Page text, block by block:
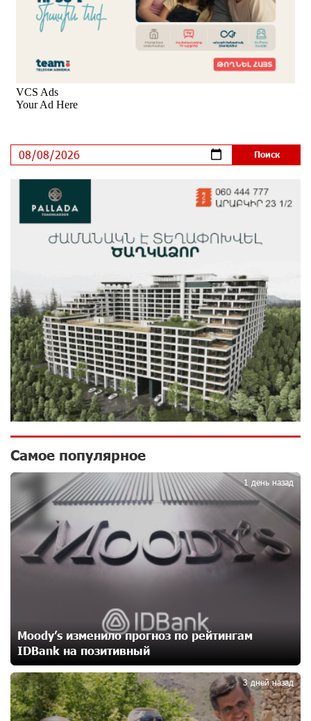
Если Израиль использует тему Геноцида армян
против Эрдогана, то что для него значит сам
8 дней назад
ВТБ (Армения): вклад «Стабильный» — до 10%
годовых и оформление в мобильном приложении
Платформа Rate.Trading на Seaside Startup Summit:
IDBank представил инновационное решение
9 дней назад
Состоялось открытие Khachaturian Rooftop при
поддержке IDBank
Пашинян ты упустил свой шанс уйти спокойно.
Аршак Карапетян
11 дней назад
Обновленный Центр продаж и обслуживания Ucom
открылся по адресу ул. Шаумяна, 24/2 в Арарате
11 дней назад
независимого Азербайджана. Аршак Карапетян
11 дней назад
Бывший премьер-министр Словакии обратился к
президенту страны с просьбой содействовать
освобождению армянских заключенных,
осужденных в Азербайджане
Против кого вооружается Азербайджан? Аршак
Карапетян
16 дней назад
При поддержке Ucom в спортивной школе Вайка
установлена солнечная электростанция мощностью
15 кВт
Самое популярное
Moody’s изменило прогноз по рейтингам
IDBank на позитивный
1 день назад
1
3 дней назад
2